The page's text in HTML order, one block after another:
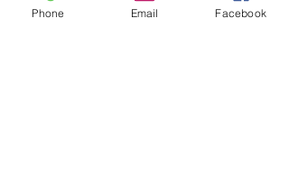
Phone Email Facebook